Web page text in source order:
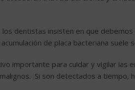
dentistas insisten en que
de placa bacteriana
importante para cuidar y vigilar las
Si son detectados a tiempo,